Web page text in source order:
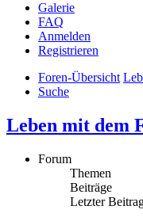
Galerie
FAQ
Anmelden
Registrieren
Foren-Übersicht
Suche
Leben mit dem
Forum
Themen
Beiträge
Letzter